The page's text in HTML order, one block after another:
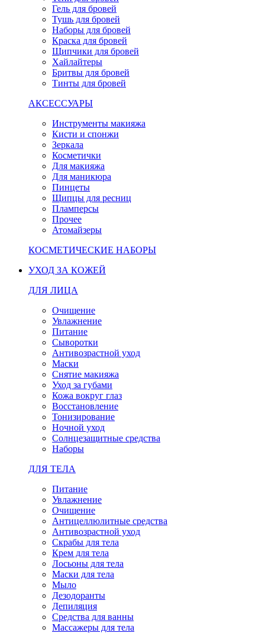
Гель для бровей
Тушь для бровей
Наборы для бровей
Краска для бровей
Щипчики для бровей
Хайлайтеры
Бритвы для бровей
Тинты для бровей
АКСЕССУАРЫ
Инструменты макияжа
Кисти и спонжи
Зеркала
Косметички
Для макияжа
Для маникюра
Пинцеты
Щипцы для ресниц
Пламперсы
Прочее
Атомайзеры
КОСМЕТИЧЕСКИЕ НАБОРЫ
УХОД ЗА КОЖЕЙ
ДЛЯ ЛИЦА
Очищение
Увлажнение
Питание
Сыворотки
Антивозрастной уход
Маски
Снятие макияжа
Уход за губами
Кожа вокруг глаз
Восстановление
Тонизирование
Ночной уход
Солнцезащитные средства
Наборы
ДЛЯ ТЕЛА
Питание
Увлажнение
Очищение
Антицеллюлитные средства
Антивозрастной уход
Скрабы для тела
Крем для тела
Лосьоны для тела
Маски для тела
Мыло
Дезодоранты
Депиляция
Средства для ванны
Массажеры для тела